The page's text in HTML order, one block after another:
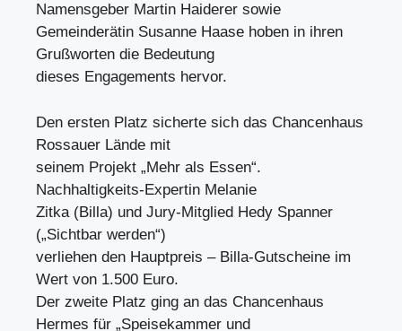
Namensgeber Martin Haiderer sowie
Gemeinderätin Susanne Haase hoben in ihren
Grußworten die Bedeutung
dieses Engagements hervor.
Den ersten Platz sicherte sich das Chancenhaus
Rossauer Lände mit
seinem Projekt „Mehr als Essen“.
Nachhaltigkeits-Expertin Melanie
Zitka (Billa) und Jury-Mitglied Hedy Spanner
(„Sichtbar werden“)
verliehen den Hauptpreis – Billa-Gutscheine im
Wert von 1.500 Euro.
Der zweite Platz ging an das Chancenhaus
Hermes für „Speisekammer und